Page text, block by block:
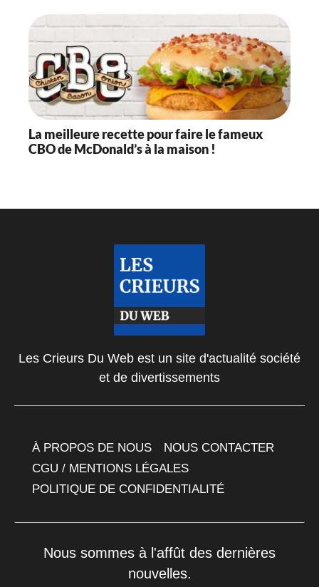
La meilleure recette pour faire le fameux
CBO de McDonald’s à la maison !
Les Crieurs Du Web est un site d'actualité société
et de divertissements
À PROPOS DE NOUS
NOUS CONTACTER
CGU / MENTIONS LÉGALES
POLITIQUE DE CONFIDENTIALITÉ
Nous sommes à l'affût des dernières
nouvelles.